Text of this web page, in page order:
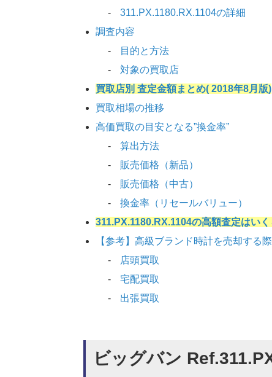
311.PX.1180.RX.1104の詳細
調査内容
目的と方法
対象の買取店
買取店別 査定金額まとめ( 2018年8月版)
買取相場の推移
高価買取の目安となる”換金率”
算出方法
販売価格（新品）
販売価格（中古）
換金率（リセールバリュー）
311.PX.1180.RX.1104の高額査定はいく
【参考】高級ブランド時計を売却する
店頭買取
宅配買取
出張買取
ビッグバン